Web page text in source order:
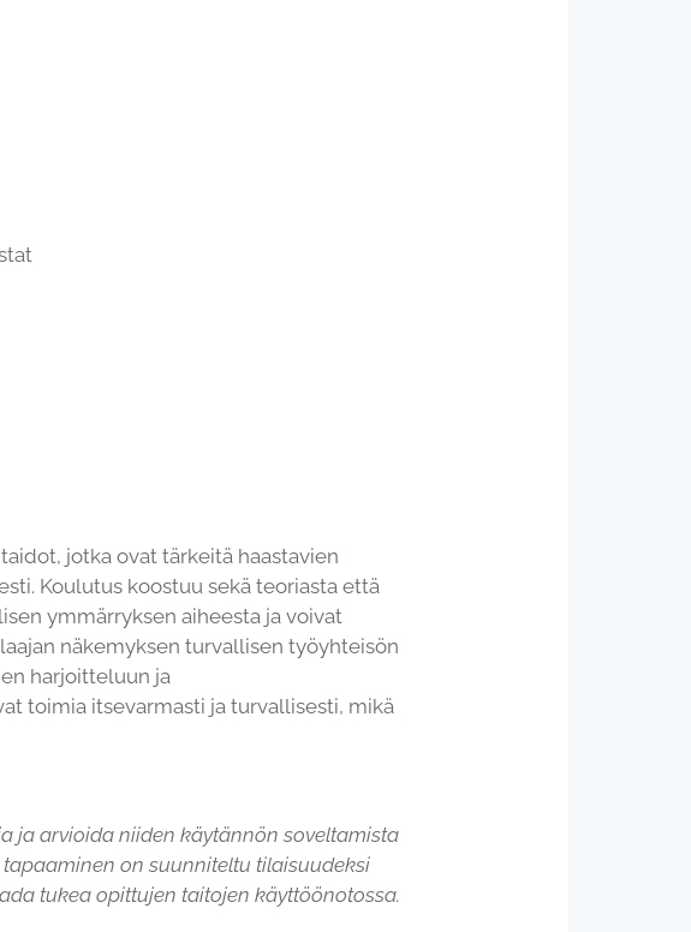
jotka ovat tärkeitä haastavien
Koulutus koostuu sekä teoriasta että
ymmärryksen aiheesta ja voivat
näkemyksen turvallisen työyhteisön
harjoitteluun ja
toimia itsevarmasti ja turvallisesti, mikä
ja arvioida niiden käytännön soveltamista
on suunniteltu tilaisuudeksi
tukea opittujen taitojen käyttöönotossa.